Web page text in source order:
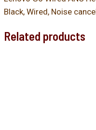
Black, Wired, Noise
Related products